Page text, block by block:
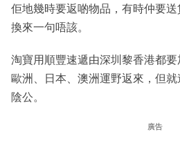
佢地幾時要返啲物品，有時仲要
換來一句唔該。
淘寶用順豐速遞由深圳黎香港都
歐洲、日本、澳洲運野返來，但
陰公。
廣告